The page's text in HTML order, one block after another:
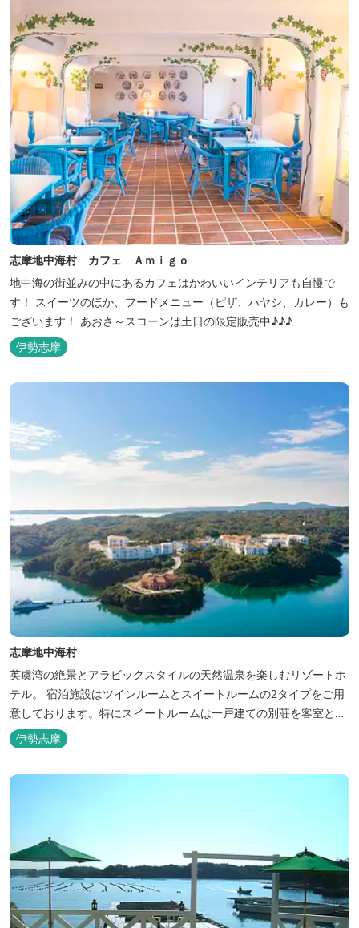
志摩地中海村 カフェ Ａｍｉｇｏ
地中海の街並みの中にあるカフェはかわいいインテリアも自慢で
す！ スイーツのほか、フードメニュー（ピザ、ハヤシ、カレー）も
ございます！ あおさ～スコーンは土日の限定販売中♪♪♪
伊勢志摩
志摩地中海村
英虞湾の絶景とアラビックスタイルの天然温泉を楽しむリゾートホ
テル。 宿泊施設はツインルームとスイートルームの2タイプをご用
意しております。特にスイートルームは一戸建ての別荘を客室とし
てリニューアル♪120平米の驚きの広さとこだわりの調度品が自慢
です！ スペイン１ツ星レストランと提携したレストランでのお食事
も楽しみのひとつです。 また、日帰りプランでは、クラフト体験工
伊勢志摩